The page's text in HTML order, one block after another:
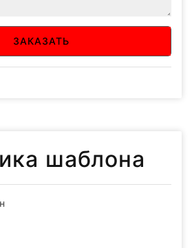
ЗАКАЗАТЬ
шаблона